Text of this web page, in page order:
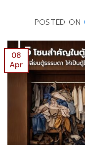
POSTED ON
08
Apr